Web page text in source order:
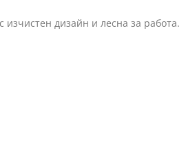
изчистен дизайн и лесна за работа.